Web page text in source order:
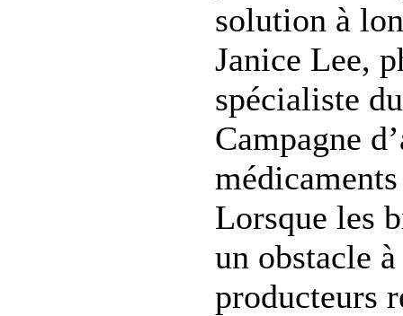
solution à
Janice Lee,
spécialiste
Campagne
Lorsque les
un obstacle
producteurs